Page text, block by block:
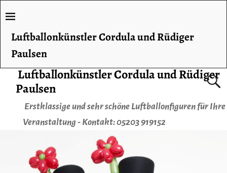
Luftballonkünstler Cordula und Rüdiger
Paulsen
Erstklassige und sehr schöne Luftballonfiguren für Ihre
Veranstaltung - Kontakt: 05203 919152
Luftballonkünstler Cordula und Rüdiger
Paulsen